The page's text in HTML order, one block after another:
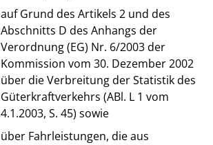
auf Grund des Artikels 2 und des
Abschnitts D des Anhangs der
Verordnung (EG) Nr. 6/2003 der
Kommission vom 30. Dezember 2002
über die Verbreitung der Statistik des
Güterkraftverkehrs (ABl. L 1 vom
4.1.2003, S. 45) sowie
über Fahrleistungen, die aus